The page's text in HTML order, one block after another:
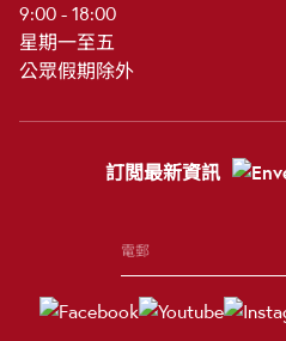
9:00 - 18:00
星期一至五
公眾假期除外
訂閲最新資訊